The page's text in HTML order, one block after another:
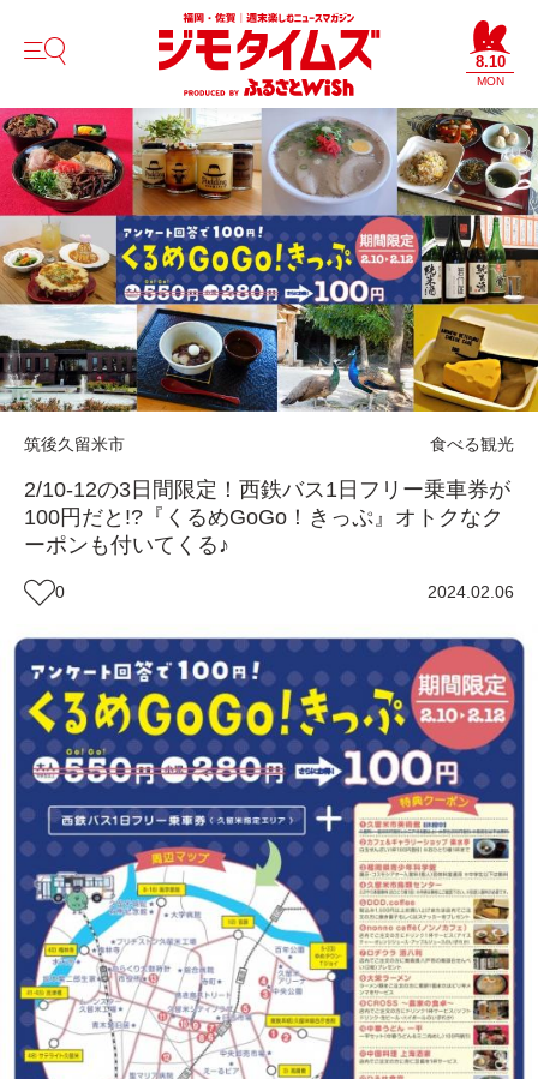
8.10
MON
筑後久留米市 食べる観光
2/10-12の3日間限定！西鉄バス1日フリー乗車券が
100円だと!?『くるめGoGo！きっぷ』オトクなク
ーポンも付いてくる♪
0 2024.02.06